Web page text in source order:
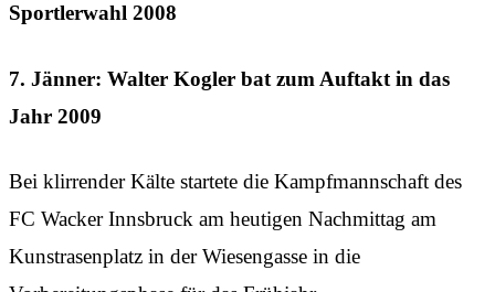
Sportlerwahl 2008
7. Jänner: Walter Kogler bat zum Auftakt in das
Jahr 2009
Bei klirrender Kälte startete die Kampfmannschaft des
FC Wacker Innsbruck am heutigen Nachmittag am
Kunstrasenplatz in der Wiesengasse in die